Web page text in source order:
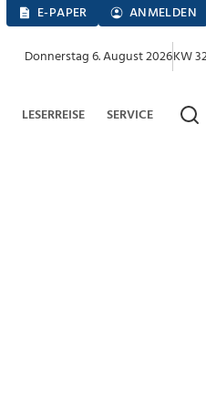
E-PAPER ANMELDEN
Donnerstag 6. August 2026KW
LESERREISE SERVICE